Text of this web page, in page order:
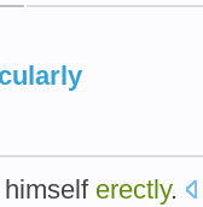
himself erectly.